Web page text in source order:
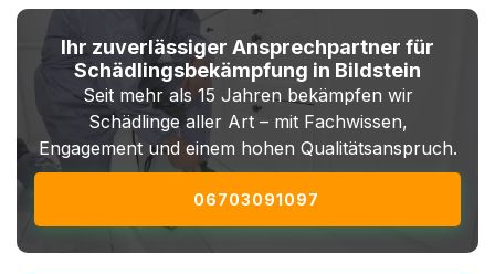
Ihr zuverlässiger Ansprechpartner für
Schädlingsbekämpfung in Bildstein
Seit mehr als 15 Jahren bekämpfen wir
Schädlinge aller Art – mit Fachwissen,
Engagement und einem hohen Qualitätsanspruch.
06703091097